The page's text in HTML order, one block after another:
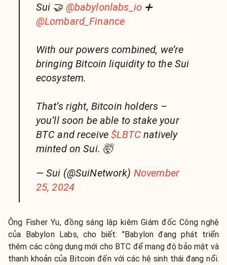
Sui 🤝@babylonlabs_io ➕
@Lombard_Finance
With our powers combined, we’re
bringing Bitcoin liquidity to the Sui
ecosystem.
That’s right, Bitcoin holders –
you’ll soon be able to stake your
BTC and receive$LBTCnatively
minted on Sui. 🤯
— Sui (@SuiNetwork) November
25, 2024
Ông Fisher Yu, đồng sáng lập kiêm Giám đốc Công nghệ
của Babylon Labs, cho biết: "Babylon đang phát triển
thêm các công dụng mới cho BTC để mang độ bảo mật và
thanh khoản của Bitcoin đến với các hệ sinh thái đang nổi.